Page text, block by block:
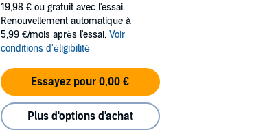
19,98 € ou gratuit avec l'essai.
Renouvellement automatique à
5,99 €/mois après l'essai. Voir
conditions d'éligibilité
Essayez pour 0,00 €
Plus d'options d'achat